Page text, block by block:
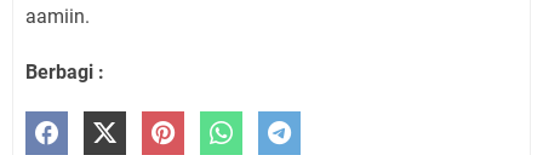
aamiin.
Berbagi :